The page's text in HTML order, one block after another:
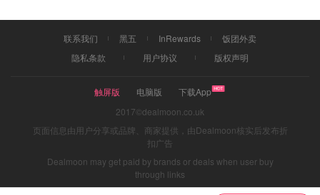
反而是最大的那两三家大的海鲜酒家基本上占领了整个市
场，以$500-600港币的价格推出了2人套餐(可以点4个海鲜
联系我们 黑五 InRewards
饭团外卖
隐私条款
用户协议 版权声明
触屏版 电脑版
下载App
2017©dealmoon.co.uk
页面信息由用户分享或品牌、商家提供，由Dealmoon核实后发布折
扣广告
Dealmoon may get paid by brands or deals when user buy
through links